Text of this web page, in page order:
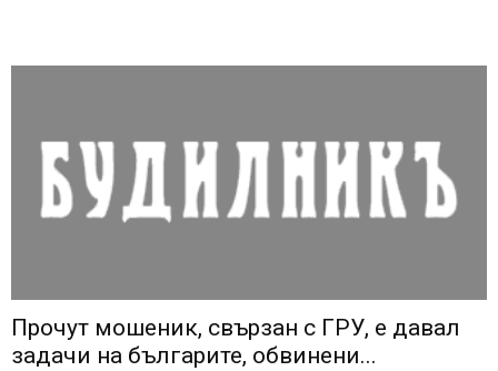
Прочут мошеник, свързан с ГРУ, е давал
задачи на българите, обвинени...